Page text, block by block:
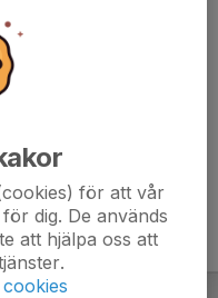
för att vår
dig. De används
att hjälpa oss att